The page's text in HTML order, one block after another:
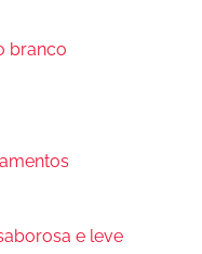
branco
e leve